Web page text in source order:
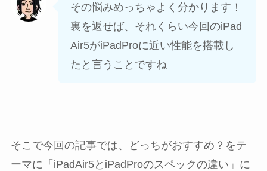
その悩みめっちゃよく分かります！
裏を返せば、それくらい今回のiPad
Air5がiPadProに近い性能を搭載し
たと言うことですね
そこで今回の記事では、どっちがおすすめ？をテ
ーマに「iPadAir5とiPadProのスペックの違い」に